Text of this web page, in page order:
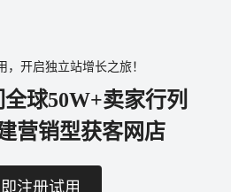
，开启独立站增长之旅！
球50W+卖家行列
营销型获客网店
注册试用